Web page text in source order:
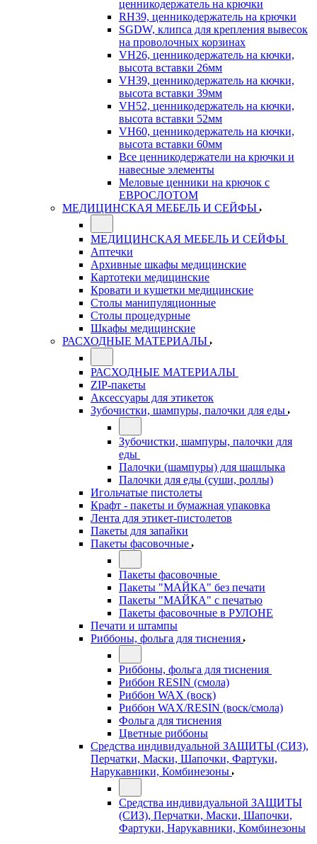
ценникодержатель на крючки
RH39, ценникодержатель на крючки
SGDW, клипса для крепления вывесок
на проволочных корзинах
VH26, ценникодержатель на кючки,
высота вставки 26мм
VH39, ценникодержатель на кючки,
высота вставки 39мм
VH52, ценникодержатель на кючки,
высота вставки 52мм
VH60, ценникодержатель на кючки,
высота вставки 60мм
Все ценникодержатели на крючки и
навесные элементы
Меловые ценники на крючок с
ЕВРОСЛОТОМ
МЕДИЦИНСКАЯ МЕБЕЛЬ И СЕЙФЫ
МЕДИЦИНСКАЯ МЕБЕЛЬ И СЕЙФЫ
Аптечки
Архивные шкафы медицинские
Картотеки медицинские
Кровати и кушетки медицинские
Столы манипуляционные
Столы процедурные
Шкафы медицинские
РАСХОДНЫЕ МАТЕРИАЛЫ
РАСХОДНЫЕ МАТЕРИАЛЫ
ZIP-пакеты
Аксессуары для этикеток
Зубочистки, шампуры, палочки для еды
Зубочистки, шампуры, палочки для
еды
Палочки (шампуры) для шашлыка
Палочки для еды (суши, роллы)
Игольчатые пистолеты
Крафт - пакеты и бумажная упаковка
Лента для этикет-пистолетов
Пакеты для запайки
Пакеты фасовочные
Пакеты фасовочные
Пакеты "МАЙКА" без печати
Пакеты "МАЙКА" с печатью
Пакеты фасовочные в РУЛОНЕ
Печати и штампы
Риббоны, фольга для тиснения
Риббоны, фольга для тиснения
Риббон RESIN (смола)
Риббон WAX (воск)
Риббон WAX/RESIN (воск/смола)
Фольга для тиснения
Цветные риббоны
Средства индивидуальной ЗАЩИТЫ (СИЗ),
Перчатки, Маски, Шапочки, Фартуки,
Нарукавники, Комбинезоны
Средства индивидуальной ЗАЩИТЫ
(СИЗ), Перчатки, Маски, Шапочки,
Фартуки, Нарукавники, Комбинезоны